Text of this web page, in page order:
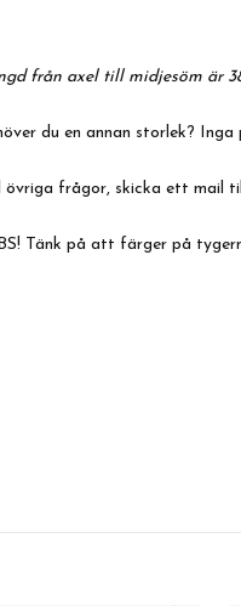
från axel till midjesöm är
du en annan storlek?
övriga frågor, skicka ett mail
Tänk på att färger på